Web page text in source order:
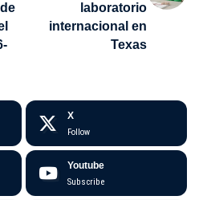
laboratorio
internacional en
Texas
X
Follow
Youtube
Subscribe